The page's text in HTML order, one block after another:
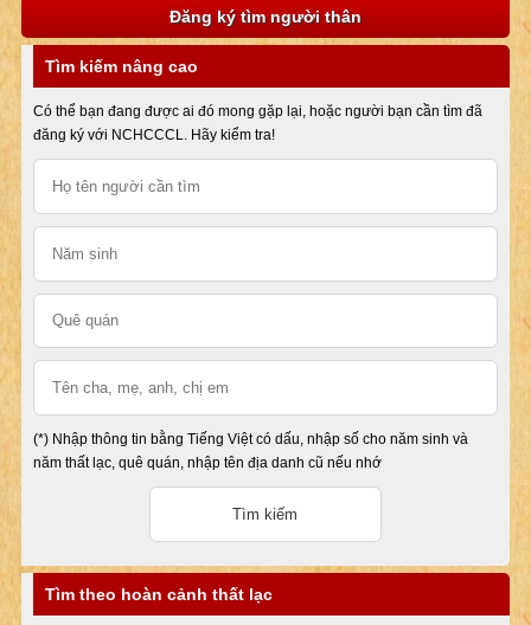
Đăng ký tìm người thân
Tìm kiếm nâng cao
Có thể bạn đang được ai đó mong gặp lại, hoặc người bạn cần tìm đã
đăng ký với NCHCCCL. Hãy kiểm tra!
(*) Nhập thông tin bằng Tiếng Việt có dấu, nhập số cho năm sinh và
năm thất lạc, quê quán, nhập tên địa danh cũ nếu nhớ
Tìm theo hoàn cảnh thất lạc